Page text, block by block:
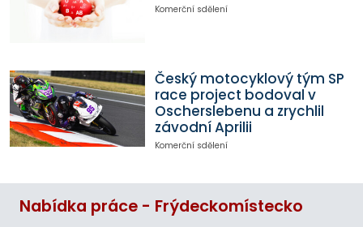
Komerční sdělení
Český motocyklový tým SP
race project bodoval v
Oscherslebenu a zrychlil
závodní Aprilii
Komerční sdělení
Nabídka práce - Frýdeckomístecko